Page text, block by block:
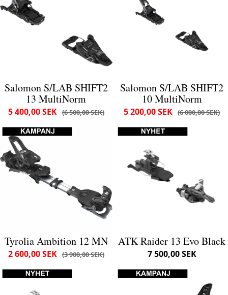
Salomon S/LAB SHIFT2
13 MultiNorm
6 500,00 SEK
5 400,00 SEK
Salomon S/LAB SHIFT2
10 MultiNorm
6 000,00 SEK
5 200,00 SEK
Tyrolia Ambition 12 MN
3 900,00 SEK
2 600,00 SEK
ATK Raider 13 Evo Black
7 500,00 SEK